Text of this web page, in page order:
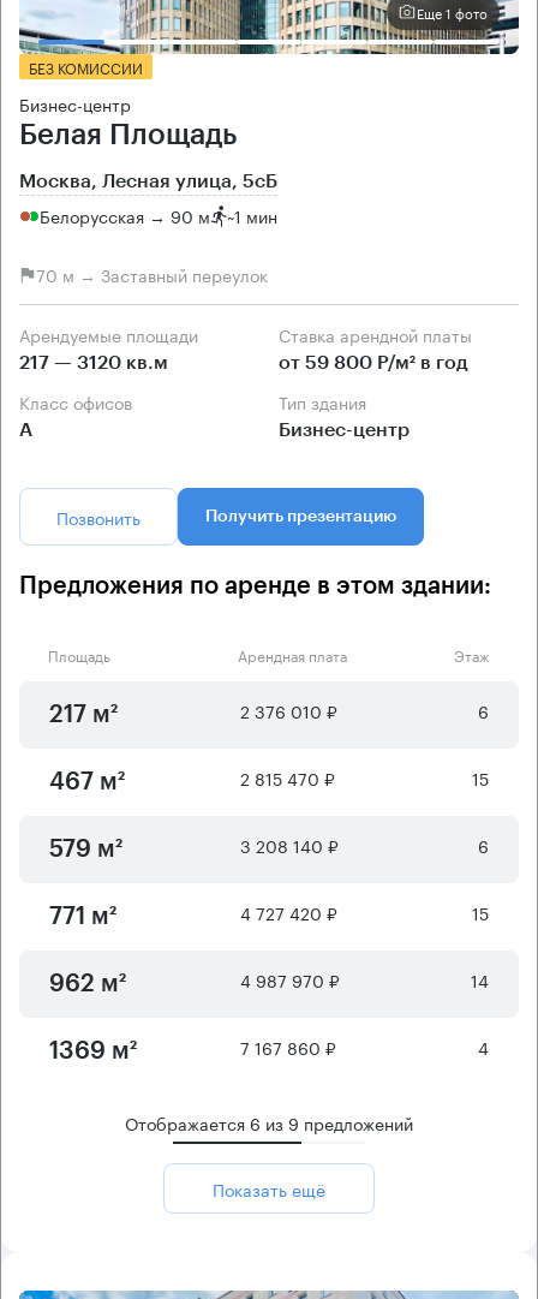
Еще 1 фото
БЕЗ КОМИССИИ
Бизнес-центр
Белая Площадь
Москва, Лесная улица, 5сБ
Белорусская → 90 м ~1 мин
70 м → Заставный переулок
Арендуемые площади
217 — 3120 кв.м
Ставка арендной платы
от 59 800 Р/м² в год
Класс офисов
А
Тип здания
Бизнес-центр
Позвонить Получить презентацию
Предложения по аренде в этом здании:
Площадь Арендная плата Этаж
217 м² 2 376 010 ₽ 6
467 м² 2 815 470 ₽ 15
579 м² 3 208 140 ₽ 6
771 м² 4 727 420 ₽ 15
962 м² 4 987 970 ₽ 14
1369 м² 7 167 860 ₽ 4
Отображается 6 из 9 предложений
Показать ещё